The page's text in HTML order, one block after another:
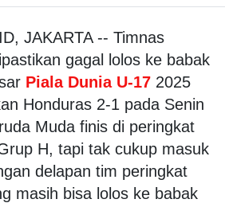
JAKARTA -- Timnas
gagal lolos ke babak
Piala Dunia U-17 2025
Honduras 2-1 pada Senin
Muda finis di peringkat
H, tapi tak cukup masuk
delapan tim peringkat
masih bisa lolos ke babak